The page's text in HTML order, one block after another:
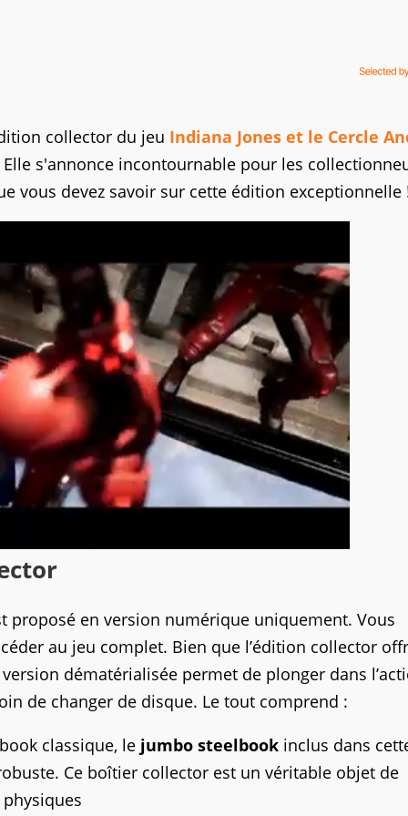
collector du jeu Indiana Jones et le Cercle
s'annonce incontournable pour les
vous devez savoir sur cette édition exceptionnelle
proposé en version numérique uniquement. Vous
au jeu complet. Bien que l’édition collector
dématérialisée permet de plonger dans
de changer de disque. Le tout comprend :
classique, le jumbo steelbook inclus dans
Ce boîtier collector est un véritable objet de